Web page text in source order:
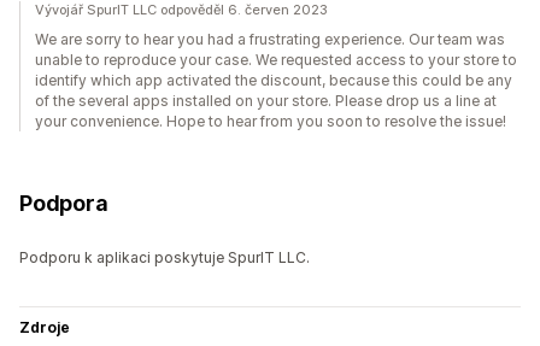
Vývojář SpurIT LLC odpověděl 6. červen 2023
We are sorry to hear you had a frustrating experience. Our team was
unable to reproduce your case. We requested access to your store to
identify which app activated the discount, because this could be any
of the several apps installed on your store. Please drop us a line at
your convenience. Hope to hear from you soon to resolve the issue!
Podpora
Podporu k aplikaci poskytuje SpurIT LLC.
Zdroje